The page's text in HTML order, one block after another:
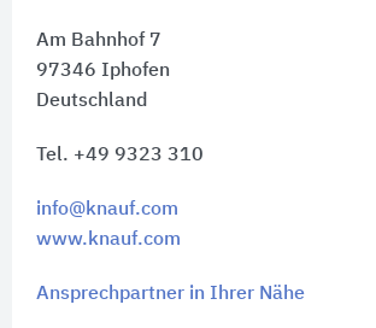
Am Bahnhof 7
97346 Iphofen
Deutschland
Tel. +49 9323 310
info@knauf.com
www.knauf.com
Ansprechpartner in Ihrer Nähe